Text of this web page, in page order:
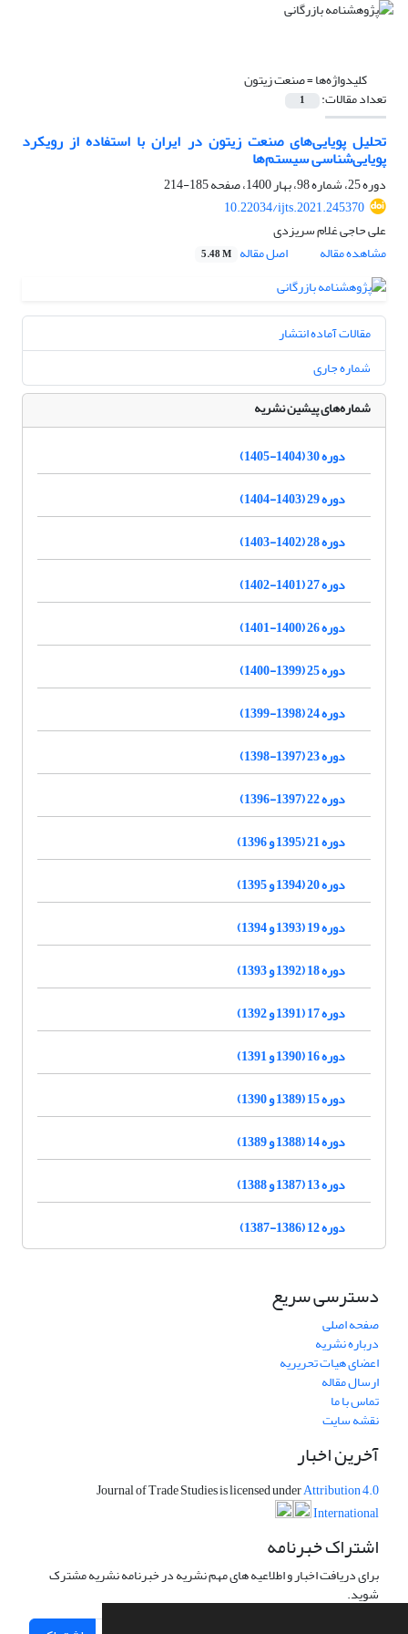
کلیدواژه‌ها =صنعت زیتون
تعداد مقالات: 1
تحلیل پویایی‌های صنعت زیتون در ایران با استفاده از رویکرد
پویایی‌شناسی سیستم‌ها
دوره 25، شماره 98، بهار 1400، صفحه
185-214
10.22034/ijts.2021.245370
علی حاجی غلام سریزدی
مشاهده مقاله
اصل مقاله 5.48 M
مقالات آماده انتشار
شماره جاری
شماره‌های پیشین نشریه
دوره 30 (1404-1405)
دوره 29 (1403-1404)
دوره 28 (1402-1403)
دوره 27 (1401-1402)
دوره 26 (1400-1401)
دوره 25 (1399-1400)
دوره 24 (1398-1399)
دوره 23 (1397-1398)
دوره 22 (1397-1396)
دوره 21 (1395 و 1396)
دوره 20 (1394 و 1395)
دوره 19 (1393 و 1394)
دوره 18 (1392 و 1393)
دوره 17 (1391 و 1392)
دوره 16 (1390 و 1391)
دوره 15 (1389 و 1390)
دوره 14 (1388 و 1389)
دوره 13 (1387 و 1388)
دوره 12 (1386-1387)
دسترسی سریع
صفحه اصلی
درباره نشریه
اعضای هیات تحریریه
ارسال مقاله
تماس با ما
نقشه سایت
آخرین اخبار
Journal of Trade Studies is licensed underAttribution 4.0
International
اشتراک خبرنامه
برای دریافت اخبار و اطلاعیه های مهم نشریه در خبرنامه نشریه مشترک
شوید.